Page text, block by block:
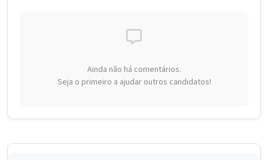
Ainda não há comentários.
Seja o primeiro a ajudar outros candidatos!